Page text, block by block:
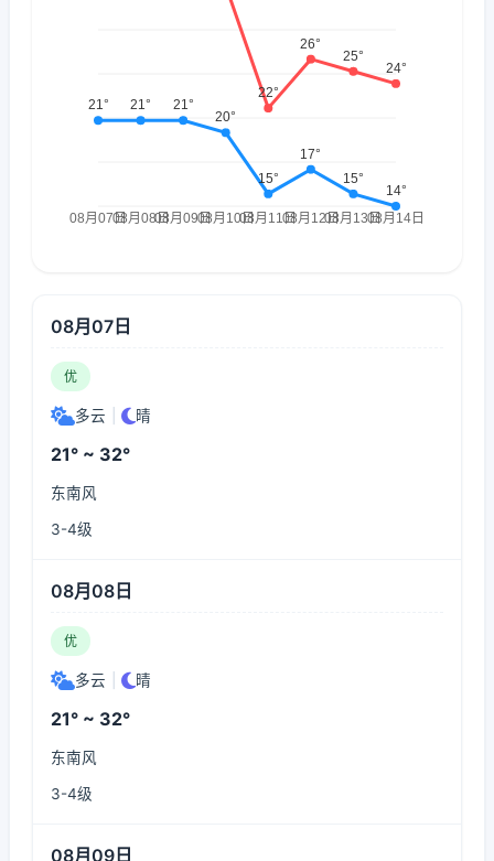
08月07日
优
多云 晴
21° ~ 32°
东南风
3-4级
08月08日
优
多云 晴
21° ~ 32°
东南风
3-4级
08月09日